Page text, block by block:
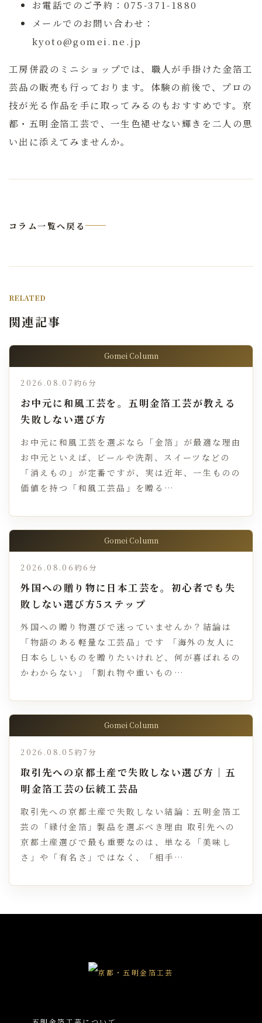
お電話でのご予約：075-371-1880
メールでのお問い合わせ：
kyoto@gomei.ne.jp
工房併設のミニショップでは、職人が手掛けた金箔工
芸品の販売も行っております。体験の前後で、プロの
技が光る作品を手に取ってみるのもおすすめです。京
都・五明金箔工芸で、一生色褪せない輝きを二人の思
い出に添えてみませんか。
コラム一覧へ戻る
RELATED
関連記事
Gomei Column
2026.08.07 約6分
お中元に和風工芸を。五明金箔工芸が教える
失敗しない選び方
お中元に和風工芸を選ぶなら「金箔」が最適な理由
お中元といえば、ビールや洗剤、スイーツなどの
「消えもの」が定番ですが、実は近年、一生ものの
価値を持つ「和風工芸品」を贈る…
Gomei Column
2026.08.06 約6分
外国への贈り物に日本工芸を。初心者でも失
敗しない選び方5ステップ
外国への贈り物選びで迷っていませんか？結論は
「物語のある軽量な工芸品」です 「海外の友人に
日本らしいものを贈りたいけれど、何が喜ばれるの
かわからない」「割れ物や重いもの…
Gomei Column
2026.08.05 約7分
取引先への京都土産で失敗しない選び方｜五
明金箔工芸の伝統工芸品
取引先への京都土産で失敗しない結論：五明金箔工
芸の「縁付金箔」製品を選ぶべき理由 取引先への
京都土産選びで最も重要なのは、単なる「美味し
さ」や「有名さ」ではなく、「相手…